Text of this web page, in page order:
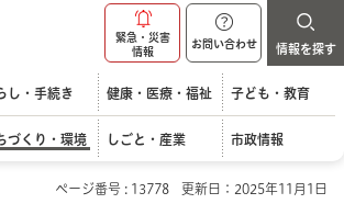
緊急・災害
情報
お問い合わせ 情報を探す
し・手続き 健康・医療・福祉 子ども・教育
づくり・環境 しごと・産業 市政情報
ページ番号 : 13778 更新日：2025年11月1日